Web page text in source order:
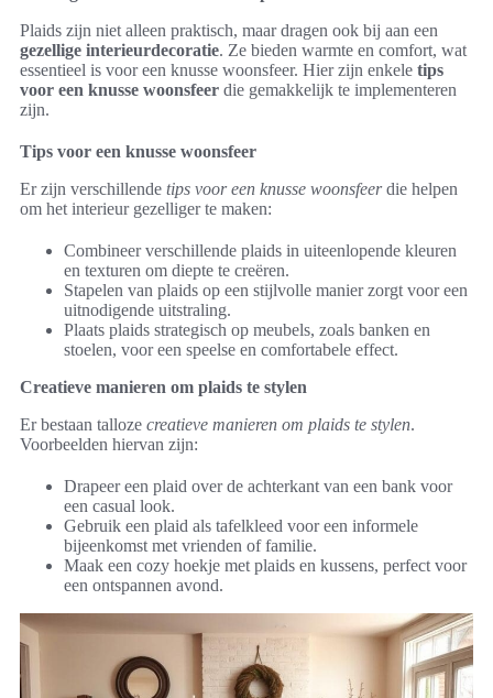
Plaids zijn niet alleen praktisch, maar dragen ook bij aan een
gezellige interieurdecoratie. Ze bieden warmte en comfort, wat
essentieel is voor een knusse woonsfeer. Hier zijn enkele tips
voor een knusse woonsfeer die gemakkelijk te implementeren
zijn.
Tips voor een knusse woonsfeer
Er zijn verschillende tips voor een knusse woonsfeerdie helpen
om het interieur gezelliger te maken:
Combineer verschillende plaids in uiteenlopende kleuren
en texturen om diepte te creëren.
Stapelen van plaids op een stijlvolle manier zorgt voor een
uitnodigende uitstraling.
Plaats plaids strategisch op meubels, zoals banken en
stoelen, voor een speelse en comfortabele effect.
Creatieve manieren om plaids te stylen
Er bestaan talloze creatieve manieren om plaids te stylen.
Voorbeelden hiervan zijn:
Drapeer een plaid over de achterkant van een bank voor
een casual look.
Gebruik een plaid als tafelkleed voor een informele
bijeenkomst met vrienden of familie.
Maak een cozy hoekje met plaids en kussens, perfect voor
een ontspannen avond.